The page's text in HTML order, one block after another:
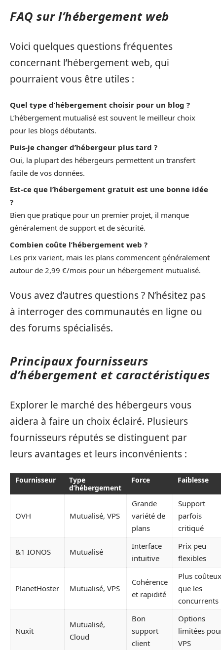
FAQ sur l’hébergement web
Voici quelques questions fréquentes
concernant l’hébergement web, qui
pourraient vous être utiles :
Quel type d’hébergement choisir pour un blog ?
L’hébergement mutualisé est souvent le meilleur choix
pour les blogs débutants.
Puis-je changer d’hébergeur plus tard ?
Oui, la plupart des hébergeurs permettent un transfert
facile de vos données.
Est-ce que l’hébergement gratuit est une bonne idée
?
Bien que pratique pour un premier projet, il manque
généralement de support et de sécurité.
Combien coûte l’hébergement web ?
Les prix varient, mais les plans commencent généralement
autour de 2,99 €/mois pour un hébergement mutualisé.
Vous avez d’autres questions ? N’hésitez pas
à interroger des communautés en ligne ou
des forums spécialisés.
Principaux fournisseurs
d’hébergement et caractéristiques
Explorer le marché des hébergeurs vous
aidera à faire un choix éclairé. Plusieurs
fournisseurs réputés se distinguent par
leurs avantages et leurs inconvénients :
Fournisseur
Type
d’hébergement
Force Faiblesse
OVH Mutualisé, VPS
Grande
variété de
plans
Support
parfois
critiqué
&1 IONOS Mutualisé
Interface
intuitive
Prix peu
flexibles
PlanetHoster Mutualisé, VPS
Cohérence
et rapidité
Plus coûteux
que les
concurrents
Nuxit
Mutualisé,
Cloud
Bon
support
client
Options
limitées
VPS